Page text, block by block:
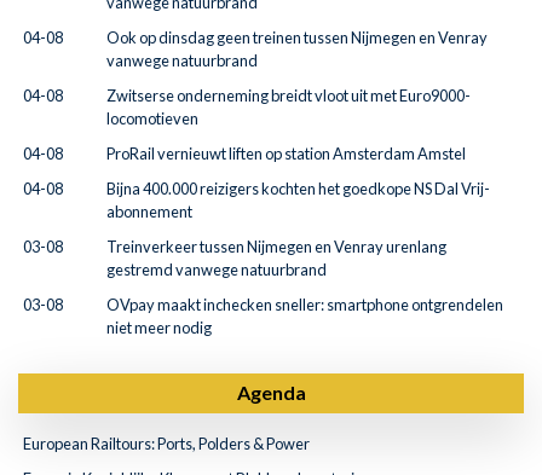
04-08
Ook op dinsdag geen treinen tussen Nijmegen en Venray
vanwege natuurbrand
04-08
Zwitserse onderneming breidt vloot uit met Euro9000-
locomotieven
04-08
ProRail vernieuwt liften op station Amsterdam Amstel
04-08
Bijna 400.000 reizigers kochten het goedkope NS Dal Vrij-
abonnement
03-08
Treinverkeer tussen Nijmegen en Venray urenlang
gestremd vanwege natuurbrand
03-08
OVpay maakt inchecken sneller: smartphone ontgrendelen
niet meer nodig
Agenda
European Railtours: Ports, Polders & Power